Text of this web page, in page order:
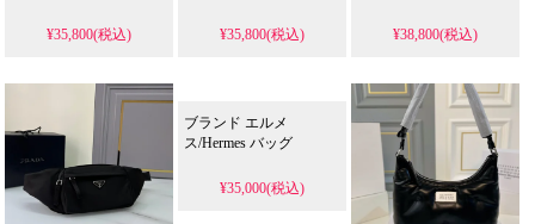
¥35,800(税込) ¥35,800(税込) ¥38,800(税込)
ブランド エルメ
ス/Hermes バッグ
¥35,000(税込)